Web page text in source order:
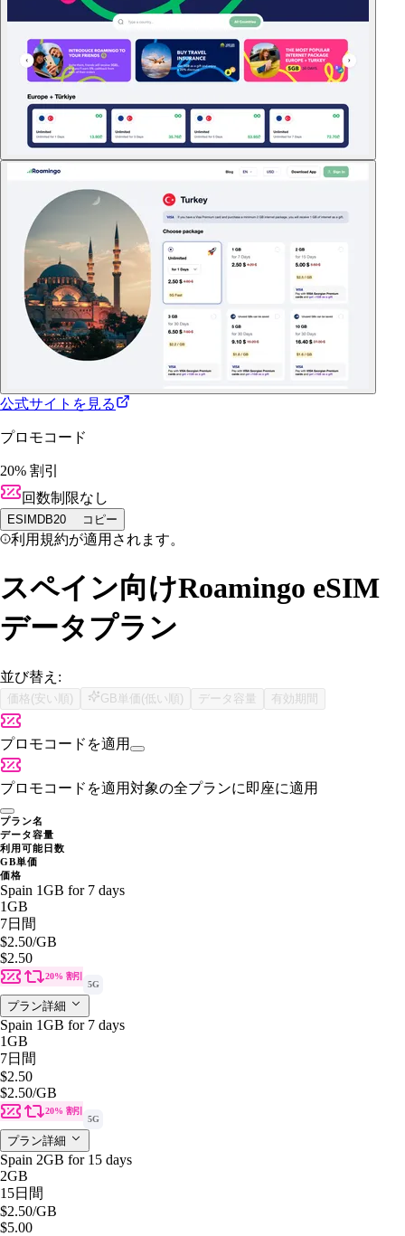
公式サイトを見る
プロモコード
20% 割引
回数制限なし
ESIMDB20 コピー
利用規約が適用されます。
スペイン向けRoamingo eSIM
データプラン
並び替え:
価格(安い順) GB単価(低い順) データ容量 有効期間
プロモコードを適用
プロモコードを適用対象の全プランに即座に適用
プラン名
データ容量
利用可能日数
GB単価
価格
Spain 1GB for 7 days
1GB
7日間
$2.50/GB
$2.50
20% 割引
5G
プラン詳細
Spain 1GB for 7 days
1GB
7日間
$2.50
$2.50/GB
20% 割引
5G
プラン詳細
Spain 2GB for 15 days
2GB
15日間
$2.50/GB
$5.00